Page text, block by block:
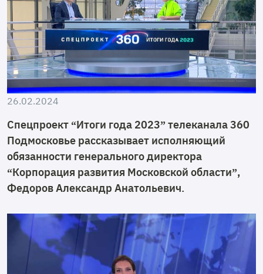
26.02.2024
Спецпроект “Итоги года 2023” телеканала 360
Подмосковье рассказывает исполняющий
обязанности генерального директора
“Корпорация развития Московской области”,
Федоров Александр Анатольевич.